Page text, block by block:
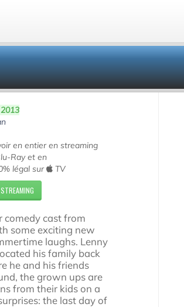
en entier en streaming
Ray et en
légal sur
TV
comedy cast from
some exciting new
laughs. Lenny
his family back
he and his friends
the grown ups are
from their kids on a
the last day of